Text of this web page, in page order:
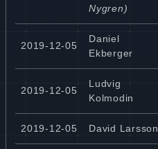
Nygren)
2019-12-05
Daniel
Ekberger
2019-12-05
Ludvig
Kolmodin
2019-12-05 David Larsson